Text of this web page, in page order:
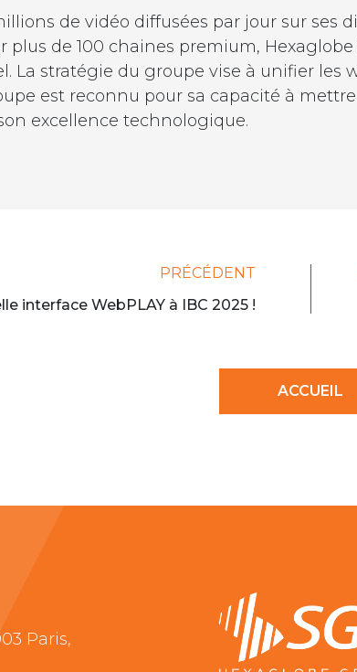
de vidéo diffusées par jour sur
plus de 100 chaines premium,
La stratégie du groupe vise à unifier les
est reconnu pour sa capacité à
excellence technologique.
PRÉCÉDENT
interface WebPLAY à IBC 2025 !
ACCUEIL
Paris,